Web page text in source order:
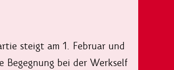
steigt am 1. Februar und
bei der Werkself